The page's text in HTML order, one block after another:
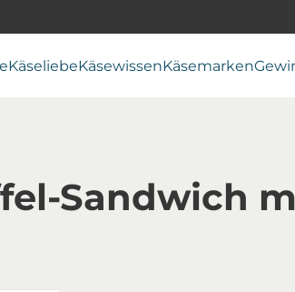
KäseliebeKäsewissenKäsemarken
Sandwich